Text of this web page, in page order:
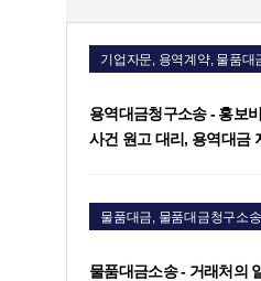
용역대금청구소송 - 홍보
사건 원고 대리, 용역대금
물품대금, 물품대금청구소송
물품대금소송 - 거래처의